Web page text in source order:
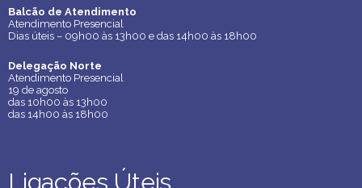
Balcão de Atendimento
Atendimento Presencial
Dias úteis – 09h00 às 13h00 e das 14h00 às 18h00
Balcão de Atendimento
Atendimento Presencial
Dias úteis – 09h00 às 13h00 e das 14h00 às 18h00
Delegação Norte
Atendimento Presencial
19 de agosto
das 10h00 às 13h00
das 14h00 às 18h00
Delegação Norte
Atendimento Presencial
19 de agosto
das 10h00 às 13h00
das 14h00 às 18h00
Ligações Úteis
Ligações Úteis